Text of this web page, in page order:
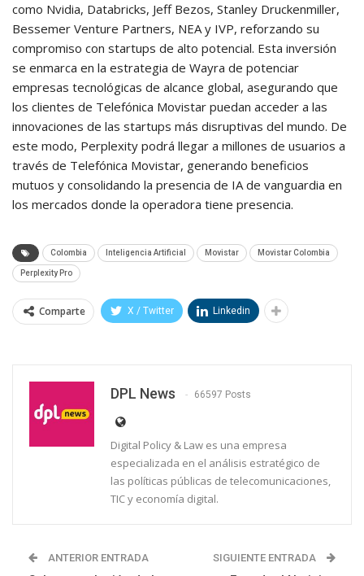
como Nvidia, Databricks, Jeff Bezos, Stanley Druckenmiller,
Bessemer Venture Partners, NEA y IVP, reforzando su
compromiso con startups de alto potencial. Esta inversión
se enmarca en la estrategia de Wayra de potenciar
empresas tecnológicas de alcance global, asegurando que
los clientes de Telefónica Movistar puedan acceder a las
innovaciones de las startups más disruptivas del mundo. De
este modo, Perplexity podrá llegar a millones de usuarios a
través de Telefónica Movistar, generando beneficios
mutuos y consolidando la presencia de IA de vanguardia en
los mercados donde la operadora tiene presencia.
Colombia Inteligencia Artificial Movistar Movistar Colombia
Perplexity Pro
Comparte X / Twitter Linkedin
DPL News 66597 Posts
Digital Policy & Law es una empresa
especializada en el análisis estratégico de
las políticas públicas de telecomunicaciones,
TIC y economía digital.
ANTERIOR ENTRADA SIGUIENTE ENTRADA